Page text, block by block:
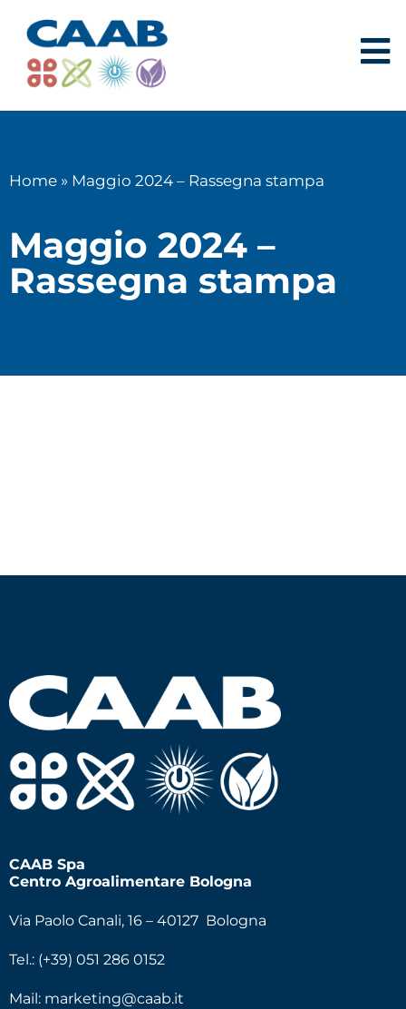
Home » Maggio 2024 – Rassegna stampa
Maggio 2024 –
Rassegna stampa
CAAB Spa
Centro Agroalimentare Bologna
Via Paolo Canali, 16 – 40127 Bologna
Tel.: (+39) 051 286 0152
Mail: marketing@caab.it